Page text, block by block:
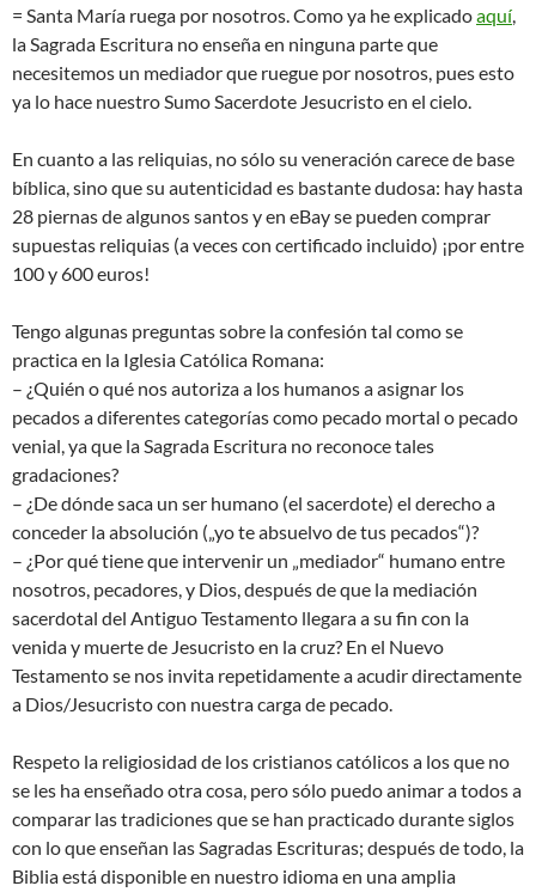
= Santa María ruega por nosotros. Como ya he explicadoaquí,
la Sagrada Escritura no enseña en ninguna parte que
necesitemos un mediador que ruegue por nosotros, pues esto
ya lo hace nuestro Sumo Sacerdote Jesucristo en el cielo.
En cuanto a las reliquias, no sólo su veneración carece de base
bíblica, sino que su autenticidad es bastante dudosa: hay hasta
28 piernas de algunos santos y en eBay se pueden comprar
supuestas reliquias (a veces con certificado incluido) ¡por entre
100 y 600 euros!
Tengo algunas preguntas sobre la confesión tal como se
practica en la Iglesia Católica Romana:
– ¿Quién o qué nos autoriza a los humanos a asignar los
pecados a diferentes categorías como pecado mortal o pecado
venial, ya que la Sagrada Escritura no reconoce tales
gradaciones?
– ¿De dónde saca un ser humano (el sacerdote) el derecho a
conceder la absolución („yo te absuelvo de tus pecados“)?
– ¿Por qué tiene que intervenir un „mediador“ humano entre
nosotros, pecadores, y Dios, después de que la mediación
sacerdotal del Antiguo Testamento llegara a su fin con la
venida y muerte de Jesucristo en la cruz? En el Nuevo
Testamento se nos invita repetidamente a acudir directamente
a Dios/Jesucristo con nuestra carga de pecado.
Respeto la religiosidad de los cristianos católicos a los que no
se les ha enseñado otra cosa, pero sólo puedo animar a todos a
comparar las tradiciones que se han practicado durante siglos
con lo que enseñan las Sagradas Escrituras; después de todo, la
Biblia está disponible en nuestro idioma en una amplia